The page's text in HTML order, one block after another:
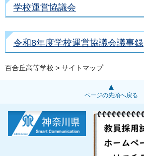
学校運営協議会
令和8年度学校運営協議会議事録
百合丘高等学校 > サイトマップ
ページの先頭へ戻る